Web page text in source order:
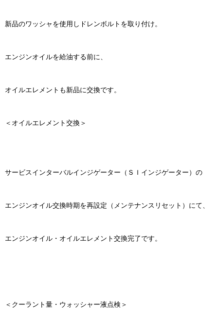
新品のワッシャを使用しドレンボルトを取り付け。
エンジンオイルを給油する前に、
オイルエレメントも新品に交換です。
＜オイルエレメント交換＞
サービスインターバルインジゲーター（ＳＩインジゲーター）の
エンジンオイル交換時期を再設定（メンテナンスリセット）にて、
エンジンオイル・オイルエレメント交換完了です。
＜クーラント量・ウォッシャー液点検＞